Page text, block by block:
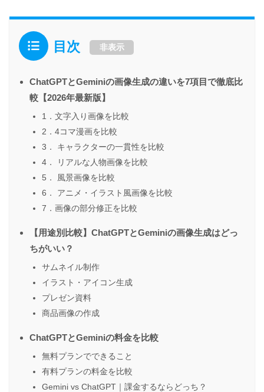
目次 非表示
ChatGPTとGeminiの画像生成の違いを7項目で徹底比
較【2026年最新版】
1．文字入り画像を比較
2．4コマ漫画を比較
3． キャラクターの一貫性を比較
4． リアルな人物画像を比較
5． 風景画像を比較
6． アニメ・イラスト風画像を比較
7．画像の部分修正を比較
【用途別比較】ChatGPTとGeminiの画像生成はどっ
ちがいい？
サムネイル制作
イラスト・アイコン生成
プレゼン資料
商品画像の作成
ChatGPTとGeminiの料金を比較
無料プランでできること
有料プランの料金を比較
Gemini vs ChatGPT｜課金するならどっち？